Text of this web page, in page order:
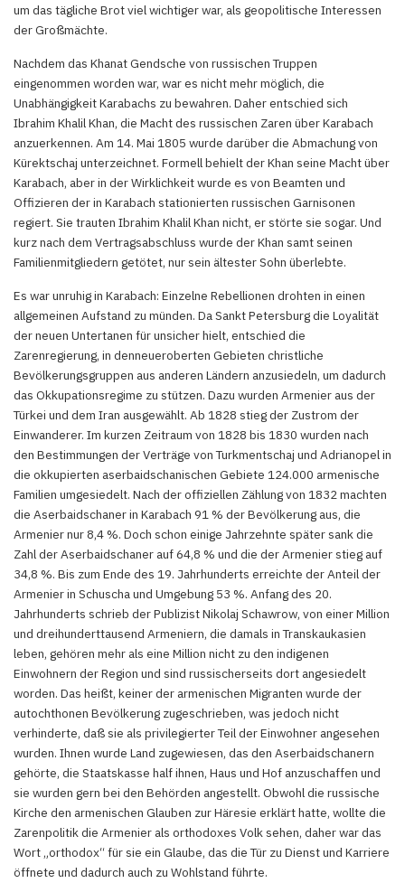
um das tägliche Brot viel wichtiger war, als geopolitische Interessen
der Großmächte.
Nachdem das Khanat Gendsche von russischen Truppen
eingenommen worden war, war es nicht mehr möglich, die
Unabhängigkeit Karabachs zu bewahren. Daher entschied sich
Ibrahim Khalil Khan, die Macht des russischen Zaren über Karabach
anzuerkennen. Am 14. Mai 1805 wurde darüber die Abmachung von
Kürektschaj unterzeichnet. Formell behielt der Khan seine Macht über
Karabach, aber in der Wirklichkeit wurde es von Beamten und
Offizieren der in Karabach stationierten russischen Garnisonen
regiert. Sie trauten Ibrahim Khalil Khan nicht, er störte sie sogar. Und
kurz nach dem Vertragsabschluss wurde der Khan samt seinen
Familienmitgliedern getötet, nur sein ältester Sohn überlebte.
Es war unruhig in Karabach: Einzelne Rebellionen drohten in einen
allgemeinen Aufstand zu münden. Da Sankt Petersburg die Loyalität
der neuen Untertanen für unsicher hielt, entschied die
Zarenregierung, in denneueroberten Gebieten christliche
Bevölkerungsgruppen aus anderen Ländern anzusiedeln, um dadurch
das Okkupationsregime zu stützen. Dazu wurden Armenier aus der
Türkei und dem Iran ausgewählt. Ab 1828 stieg der Zustrom der
Einwanderer. Im kurzen Zeitraum von 1828 bis 1830 wurden nach
den Bestimmungen der Verträge von Turkmentschaj und Adrianopel in
die okkupierten aserbaidschanischen Gebiete 124.000 armenische
Familien umgesiedelt. Nach der offiziellen Zählung von 1832 machten
die Aserbaidschaner in Karabach 91 % der Bevölkerung aus, die
Armenier nur 8,4 %. Doch schon einige Jahrzehnte später sank die
Zahl der Aserbaidschaner auf 64,8 % und die der Armenier stieg auf
34,8 %. Bis zum Ende des 19. Jahrhunderts erreichte der Anteil der
Armenier in Schuscha und Umgebung 53 %. Anfang des 20.
Jahrhunderts schrieb der Publizist Nikolaj Schawrow, von einer Million
und dreihunderttausend Armeniern, die damals in Transkaukasien
leben, gehören mehr als eine Million nicht zu den indigenen
Einwohnern der Region und sind russischerseits dort angesiedelt
worden. Das heißt, keiner der armenischen Migranten wurde der
autochthonen Bevölkerung zugeschrieben, was jedoch nicht
verhinderte, daß sie als privilegierter Teil der Einwohner angesehen
wurden. Ihnen wurde Land zugewiesen, das den Aserbaidschanern
gehörte, die Staatskasse half ihnen, Haus und Hof anzuschaffen und
sie wurden gern bei den Behörden angestellt. Obwohl die russische
Kirche den armenischen Glauben zur Häresie erklärt hatte, wollte die
Zarenpolitik die Armenier als orthodoxes Volk sehen, daher war das
Wort „orthodox“ für sie ein Glaube, das die Tür zu Dienst und Karriere
öffnete und dadurch auch zu Wohlstand führte.